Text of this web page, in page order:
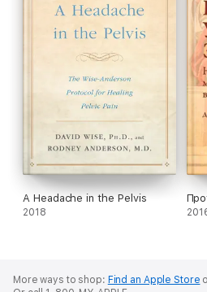
A Headache in the Pelvis
2018
More ways to shop: Find an Apple Store